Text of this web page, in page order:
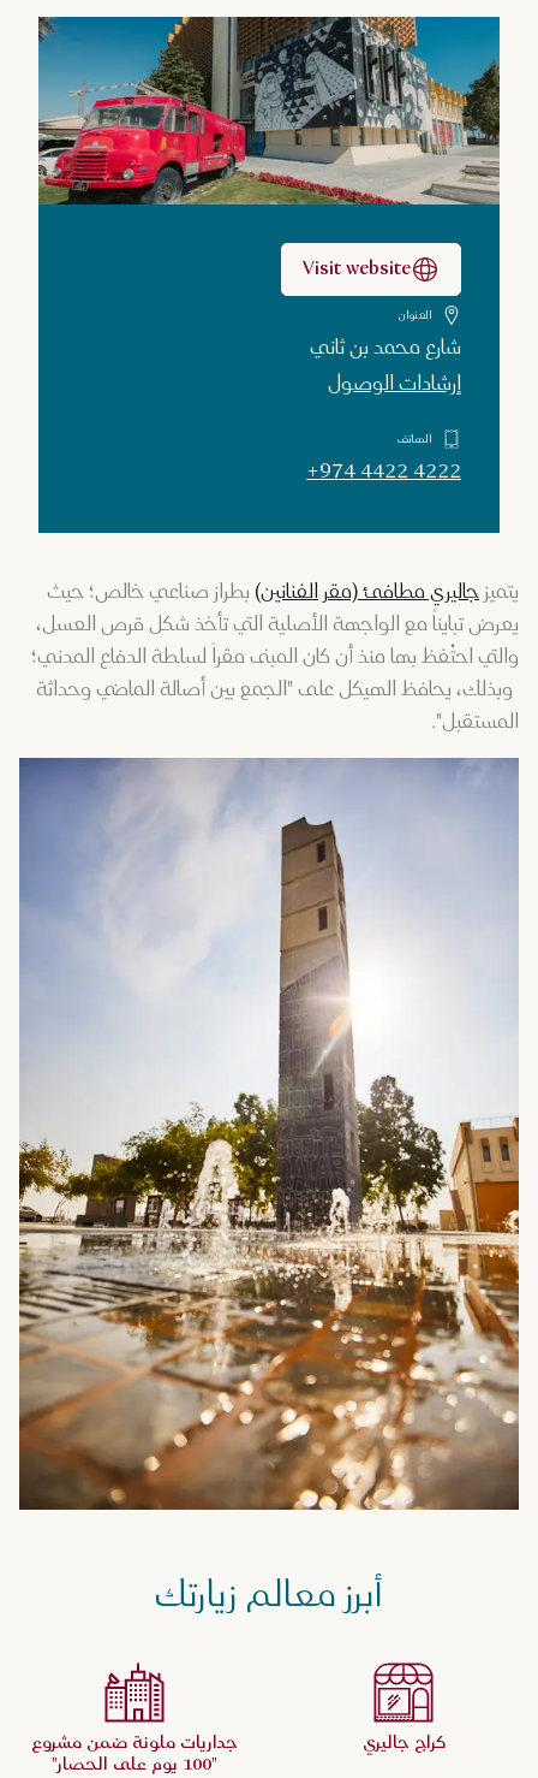
Visit website
العنوان
شارع محمد بن ثاني
إرشادات الوصول
الهاتف
+974 4422 4222
يتميز جاليري مطافئ (مقر الفنانين) بطراز صناعي خالص؛ حيث
يعرض تبايناً مع الواجهة الأصلية التي تأخذ شكل قرص العسل،
والتي احتُفظ بها منذ أن كان المبنى مقراً لسلطة الدفاع المدني؛
وبذلك، يحافظ الهيكل على "الجمع بين أصالة الماضي وحداثة
المستقبل".
أبرز معالم زيارتك
كراج جاليري
جداريات ملونة ضمن مشروع
"100 يوم على الحصار"